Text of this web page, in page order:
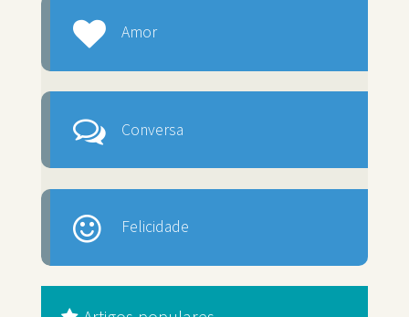
Amor
Conversa
Felicidade